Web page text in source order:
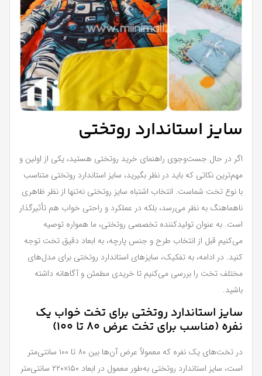
سایز استاندارد روتختی
اگر در حال جست‌وجوی راهنمای خرید روتختی هستید، یکی از اولین و
مهم‌ترین نکاتی که باید در نظر بگیرید، سایز استاندارد روتختی متناسب
با نوع تخت شماست. انتخاب اشتباه سایز روتختی نه‌تنها از نظر ظاهری
ناهماهنگ به نظر می‌رسد، بلکه در عملکرد و راحتی خواب هم تأثیرگذار
است. به عنوان تولیدکننده تخصصی روتختی، ما همواره توصیه
می‌کنیم قبل از انتخاب طرح و جنس پارچه، به ابعاد دقیق تخت توجه
کنید. در ادامه، به تفکیک، سایزهای استاندارد روتختی برای مدل‌های
مختلف تخت را بررسی می‌کنیم تا خریدی مطمئن و آگاهانه داشته
باشید.
سایز استاندارد روتختی برای تخت خواب یک
نفره (مناسب برای تخت عرض ۸۰ تا ۱۰۰)
در تخت‌های یک نفره که معمولاً عرض آن‌ها بین ۸۰ تا ۱۰۰ سانتی‌متر
است، سایز استاندارد روتختی به‌طور معمول در ابعاد ۱۵۰×۲۲۰ سانتی‌متر